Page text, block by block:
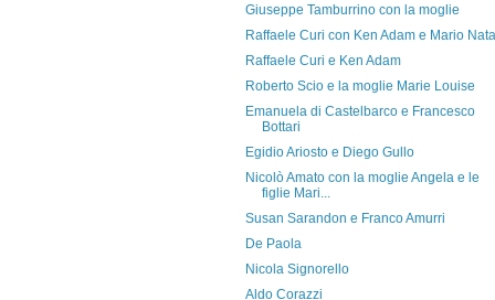
Giuseppe Tamburrino con la moglie
Raffaele Curi con Ken Adam e Mario
Raffaele Curi e Ken Adam
Roberto Scio e la moglie Marie Louise
Emanuela di Castelbarco e Francesco
Bottari
Egidio Ariosto e Diego Gullo
Nicolò Amato con la moglie Angela e le
figlie Mari...
Susan Sarandon e Franco Amurri
De Paola
Nicola Signorello
Aldo Corazzi